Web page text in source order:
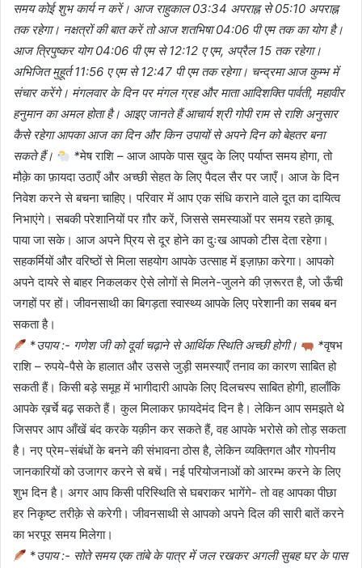
समय कोई शुभ कार्य न करें। आज राहुकाल 03:34 अपराह्न से 05:10 अपराह्न
तक रहेगा। नक्षत्रों की बात करें तो आज शतभिषा 04:06 पी एम तक का योग है।
आज त्रिपुष्कर योग 04:06 पी एम से 12:12 ए एम, अप्रैल 15 तक रहेगा।
अभिजित मुहूर्त 11:56 ए एम से 12:47 पी एम तक रहेगा। चन्द्रमा आज कुम्भ में
संचार करेंगे। मंगलवार के दिन पर मंगल ग्रह और माता आदिशक्ति पार्वती, महावीर
हनुमान का अमल होता है। आइए जानते हैं आचार्य श्री गोपी राम से राशि अनुसार
कैसे रहेगा आपका आज का दिन और किन उपायों से अपने दिन को बेहतर बना
सकते हैं।
*मेष राशि – आज आपके पास ख़ुद के लिए पर्याप्त समय होगा, तो
मौक़े का फ़ायदा उठाएँ और अच्छी सेहत के लिए पैदल सैर पर जाएँ। आज के दिन
निवेश करने से बचना चाहिए। परिवार में आप एक संधि कराने वाले दूत का दायित्व
निभाएंगे। सबकी परेशानियों पर ग़ौर करें, जिससे समस्याओं पर समय रहते क़ाबू
पाया जा सके। आज अपने प्रिय से दूर होने का दुःख आपको टीस देता रहेगा।
सहकर्मियों और वरिष्ठों से मिला सहयोग आपके उत्साह में इज़ाफ़ा करेगा। आपको
अपने दायरे से बाहर निकलकर ऐसे लोगों से मिलने-जुलने की ज़रूरत है, जो ऊँची
जगहों पर हों। जीवनसाथी का बिगड़ता स्वास्थ्य आपके लिए परेशानी का सबब बन
सकता है।
*उपाय :- गणेश जी को दूर्वा चढ़ाने से आर्थिक स्थिति अच्छी होगी। *वृषभ
राशि – रुपये-पैसे के हालात और उससे जुड़ी समस्याएँ तनाव का कारण साबित हो
सकती हैं। किसी बड़े समूह में भागीदारी आपके लिए दिलचस्प साबित होगी, हालाँकि
आपके ख़र्चे बढ़ सकते हैं। कुल मिलाकर फ़ायदेमंद दिन है। लेकिन आप समझते थे
जिसपर आप आँखें बंद करके यक़ीन कर सकते हैं, वह आपके भरोसे को तोड़ सकता
है। नए प्रेम-संबंधों के बनने की संभावना ठोस है, लेकिन व्यक्तिगत और गोपनीय
जानकारियों को उजागर करने से बचें। नई परियोजनाओं को आरम्भ करने के लिए
शुभ दिन है। अगर आप किसी परिस्थिति से घबराकर भागेंगे- तो वह आपका पीछा
हर निकृष्ट तरीक़े से करेगी। जीवनसाथी से आपको अपने दिल की सारी बातें करने
का भरपूर समय मिलेगा।
*उपाय :- सोते समय एक तांबे के पात्र में जल रखकर अगली सुबह घर के पास